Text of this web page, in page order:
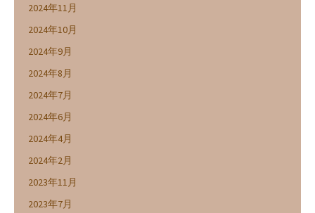
2024年11月
2024年10月
2024年9月
2024年8月
2024年7月
2024年6月
2024年4月
2024年2月
2023年11月
2023年7月